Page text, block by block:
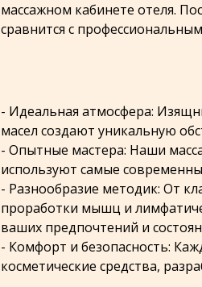
массажном кабинете отеля.
сравнится с
- Идеальная атмосфера:
масел создают уникальную
- Опытные мастера: Наши
используют самые
- Разнообразие методик: От
проработки мышц и
ваших предпочтений и
- Комфорт и безопасность:
косметические средства,